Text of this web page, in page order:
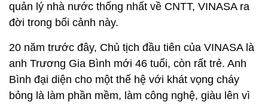
quản lý nhà nước thống nhất về CNTT, VINASA ra
đời trong bối cảnh này.
20 năm trước đây, Chủ tịch đầu tiên của VINASA là
anh Trương Gia Bình mới 46 tuổi, còn rất trẻ. Anh
Bình đại diện cho một thế hệ với khát vọng cháy
bỏng là làm phần mềm, làm công nghệ, giàu lên vì